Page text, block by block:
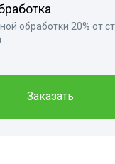
обработки 20% от
Заказать